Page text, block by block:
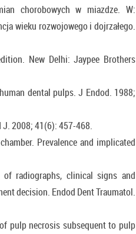
chorobowych w miazdze. W:
wieku rozwojowego i dojrzałego.
New Delhi: Jaypee Brothers
dental pulps. J Endod. 1988;
J. 2008; 41(6): 457-468.
Prevalence and implicated
of radiographs, clinical signs and
decision. Endod Dent Traumatol.
pulp necrosis subsequent to pulp